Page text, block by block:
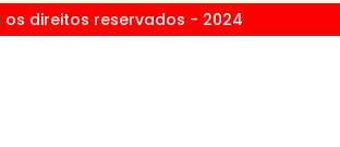
os direitos reservados - 2024